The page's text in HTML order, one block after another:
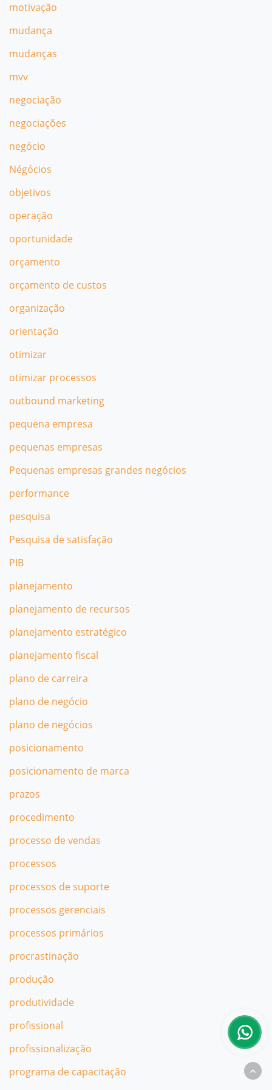
motivação
mudança
mudanças
mvv
negociação
negociações
negócio
Négócios
objetivos
operação
oportunidade
orçamento
orçamento de custos
organização
orientação
otimizar
otimizar processos
outbound marketing
pequena empresa
pequenas empresas
Pequenas empresas grandes negócios
performance
pesquisa
Pesquisa de satisfação
PIB
planejamento
planejamento de recursos
planejamento estratégico
planejamento fiscal
plano de carreira
plano de negócio
plano de negócios
posicionamento
posicionamento de marca
prazos
procedimento
processo de vendas
processos
processos de suporte
processos gerenciais
processos primários
procrastinação
produção
produtividade
profissional
profissionalização
programa de capacitação